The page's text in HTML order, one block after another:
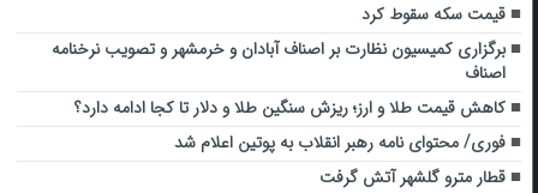
قیمت سکه سقوط کرد
برگزاری کمیسیون نظارت بر اصناف آبادان و خرمشهر و تصویب نرخنامه
اصناف
کاهش قیمت طلا و ارز؛ ریزش سنگین طلا و دلار تا کجا ادامه دارد؟
فوری/ محتوای نامه رهبر انقلاب به پوتین اعلام شد
قطار مترو گلشهر آتش گرفت